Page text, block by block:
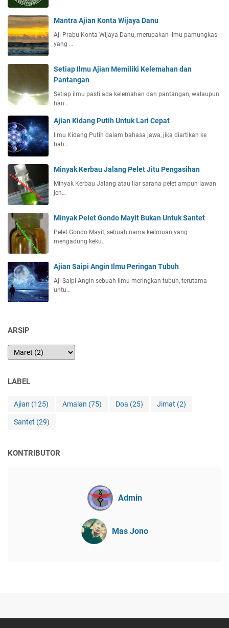
Mantra Ajian Konta Wijaya Danu
Aji Prabu Konta Wijaya Danu, merupakan ilmu pamungkas
yang …
Setiap Ilmu Ajian Memiliki Kelemahan dan
Pantangan
Setiap ilmu pasti ada kelemahan dan pantangan, walaupun
han…
Ajian Kidang Putih Untuk Lari Cepat
Ilmu Kidang Putih dalam bahasa jawa, jika diartikan ke
bah…
Minyak Kerbau Jalang Pelet Jitu Pengasihan
Minyak Kerbau Jalang atau liar sarana pelet ampuh lawan
jen…
Minyak Pelet Gondo Mayit Bukan Untuk Santet
Pelet Gondo Mayit, sebuah nama keilmuan yang
mengadung keku…
Ajian Saipi Angin Ilmu Peringan Tubuh
Aji Saipi Angin sebuah ilmu meringkan tubuh, terutama
untu…
ARSIP
LABEL
Ajian (125) Amalan (75) Doa (25) Jimat (2)
Santet (29)
KONTRIBUTOR
Admin
Mas Jono